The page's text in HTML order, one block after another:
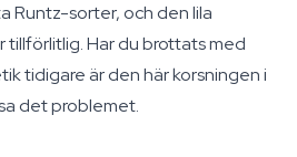
Runtz-sorter, och den lila
Har du brottats med
tidigare är den här korsningen i
det problemet.